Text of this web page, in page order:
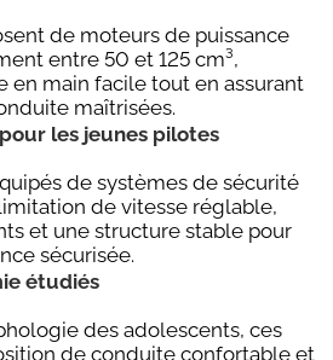
de moteurs de puissance
entre 50 et 125 cm³,
en main facile tout en assurant
maîtrisées.
les jeunes pilotes
de systèmes de sécurité
de vitesse réglable,
et une structure stable pour
sécurisée.
étudiés
des adolescents, ces
de conduite confortable et